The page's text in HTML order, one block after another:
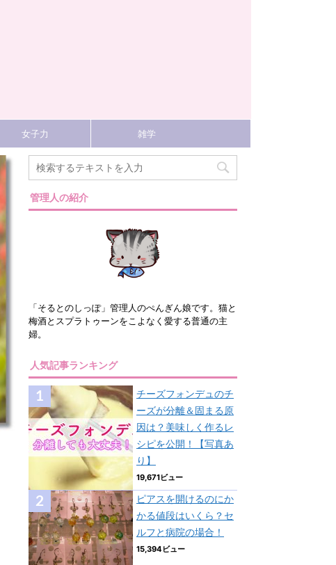
女子力 雑学
管理人の紹介
「そるとのしっぽ」管理人のぺんぎん娘です。猫と
梅酒とスプラトゥーンをこよなく愛する普通の主
婦。
人気記事ランキング
チーズフォンデュのチ
ーズが分離＆固まる原
因は？美味しく作るレ
シピを公開！【写真あ
り】
19,671ビュー
ピアスを開けるのにか
かる値段はいくら？セ
ルフと病院の場合！
15,394ビュー